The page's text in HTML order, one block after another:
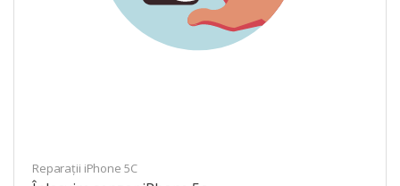
Reparații iPhone 5C